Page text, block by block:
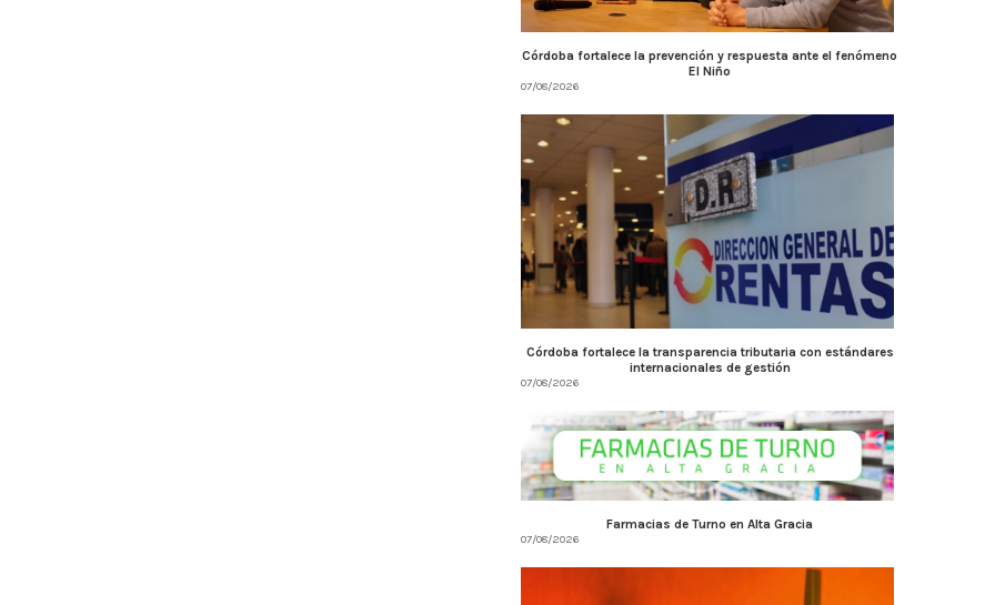
Córdoba fortalece la prevención y respuesta ante el fenómeno
El Niño
07/08/2026
Córdoba fortalece la transparencia tributaria con estándares
internacionales de gestión
07/08/2026
Farmacias de Turno en Alta Gracia
07/08/2026